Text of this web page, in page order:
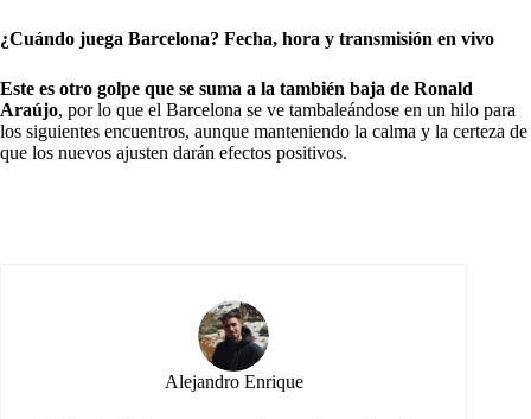
¿Cuándo juega Barcelona? Fecha, hora y transmisión en vivo
Este es otro golpe que se suma a la también baja de Ronald
Araújo, por lo que el Barcelona se ve tambaleándose en un hilo para
los siguientes encuentros, aunque manteniendo la calma y la certeza de
que los nuevos ajusten darán efectos positivos.
Alejandro Enrique